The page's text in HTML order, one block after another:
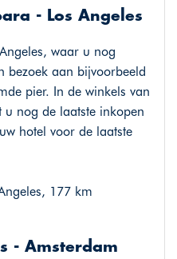
- Los Angeles
waar u nog
bezoek aan bijvoorbeeld
pier. In de winkels van
u nog de laatste inkopen
hotel voor de laatste
177 km
- Amsterdam